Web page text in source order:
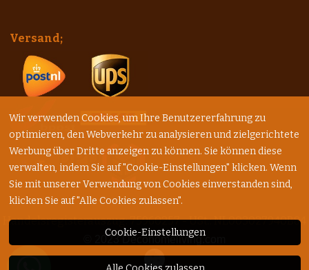
Versand;
Handelsregisterauszug: 75960257 - USt.: NL003027940B84
© 2023Decohomeliving.com
Wir verwenden Cookies, um Ihre Benutzererfahrung zu
optimieren, den Webverkehr zu analysieren und zielgerichtete
Werbung über Dritte anzeigen zu können. Sie können diese
verwalten, indem Sie auf "Cookie-Einstellungen" klicken. Wenn
Sie mit unserer Verwendung von Cookies einverstanden sind,
klicken Sie auf "Alle Cookies zulassen".
Cookie-Einstellungen